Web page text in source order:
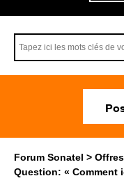
Forum Sonatel
Question: « Comment